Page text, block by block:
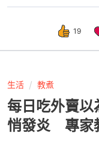
19
生活 教煮
每日吃外賣以
悄發炎 專家